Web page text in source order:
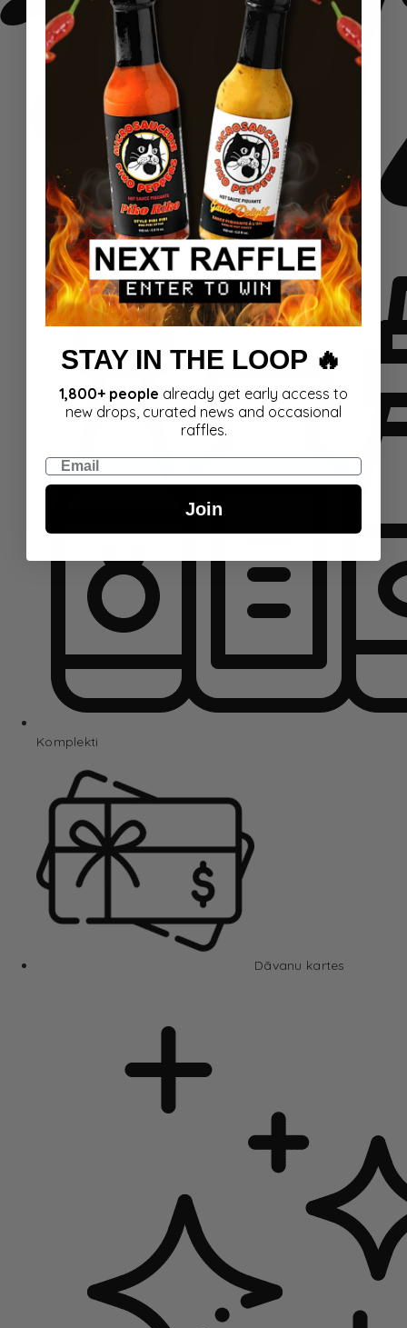
Komplekti
Dāvanu kartes
STAY IN THE LOOP 🔥
1,800+ people already get early access to
new drops, curated news and occasional
raffles.
Email
Join